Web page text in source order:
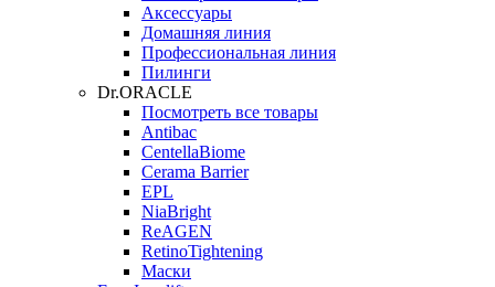
Аксессуары
Домашняя линия
Профессиональная линия
Пилинги
Dr.ORACLE
Посмотреть все товары
Antibac
CentellaBiome
Cerama Barrier
EPL
NiaBright
ReAGEN
RetinoTightening
Маски